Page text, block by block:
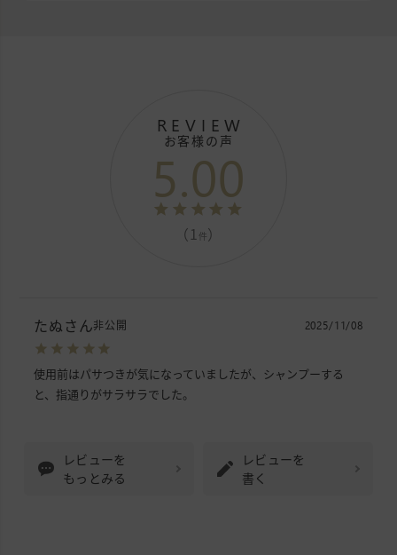
REVIEW
お客様の声
5.00
（1 件）
たぬ 非公開 2025/11/08
使用前はパサつきが気になっていましたが、シャンプーする
レビューを
もっとみる
レビューを
書く